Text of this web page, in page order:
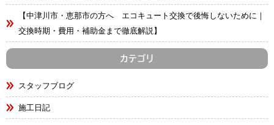
【中津川市・恵那市の方へ エコキュート交換で後悔しないために｜
交換時期・費用・補助金まで徹底解説】
カテゴリ
スタッフブログ
施工日記